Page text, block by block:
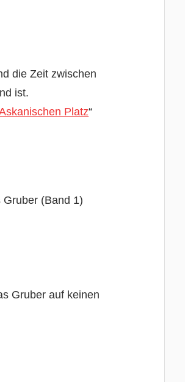
die Zeit zwischen
ist.
Platz“
(Band 1)
Gruber auf keinen